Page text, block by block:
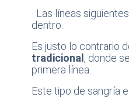
· Las líneas
dentro.
Es justo lo contrario
tradicional , donde
primera línea.
Este tipo de sangría